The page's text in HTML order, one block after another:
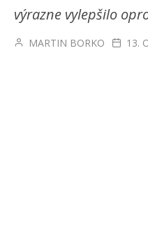
výrazne vylepšilo
MARTIN BORKO 13.